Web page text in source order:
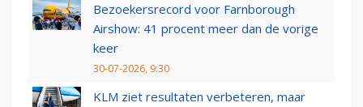
Bezoekersrecord voor Farnborough
Airshow: 41 procent meer dan de vorige
keer
30-07-2026, 9:30
KLM ziet resultaten verbeteren, maar